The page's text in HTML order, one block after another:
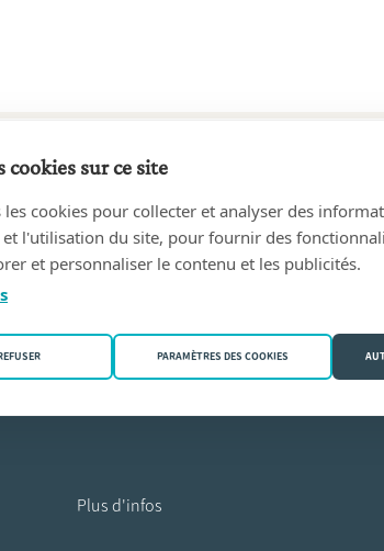
11/01/1984
Marie(1050 Bruxelles)
Plus d'infos
cookies sur ce site
cookies pour collecter et analyser des
l'utilisation du site, pour fournir des
et personnaliser le contenu et les publicités.
PARAMÈTRES DES COOKIES